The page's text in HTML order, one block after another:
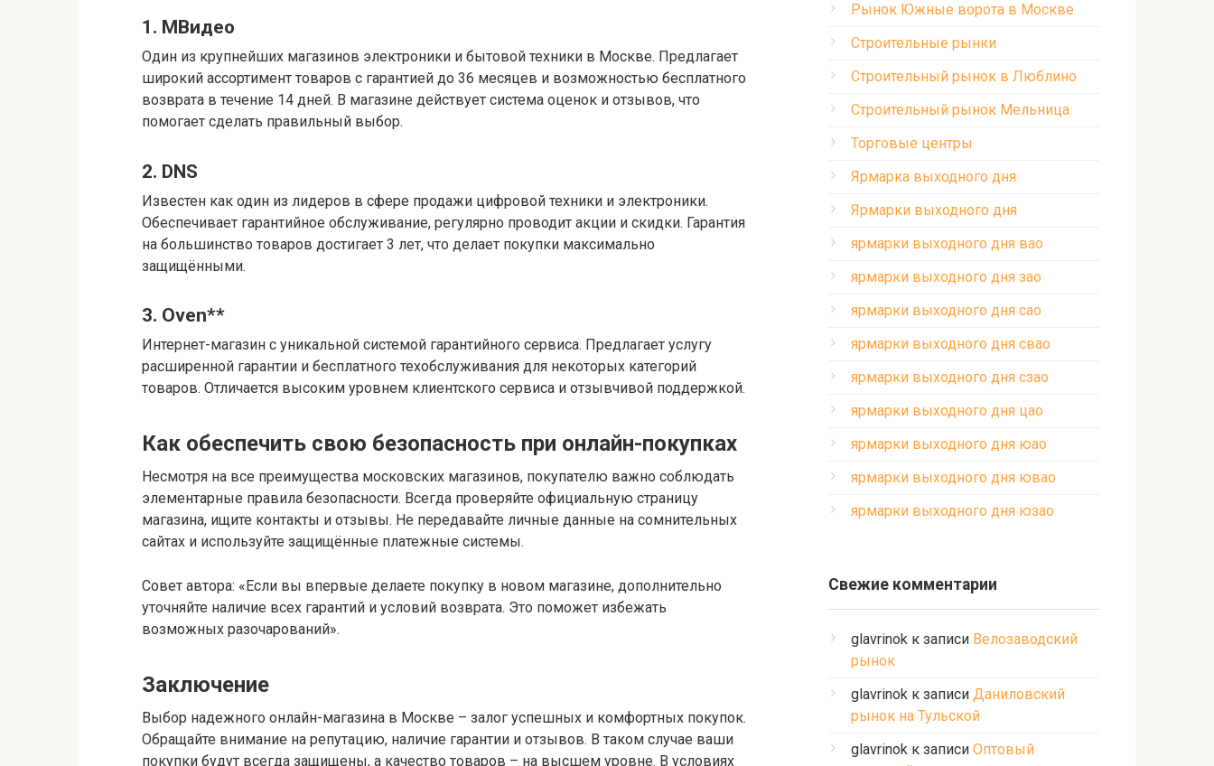
1. МВидео
Один из крупнейших магазинов электроники и бытовой техники в Москве. Предлагает
широкий ассортимент товаров с гарантией до 36 месяцев и возможностью бесплатного
возврата в течение 14 дней. В магазине действует система оценок и отзывов, что
помогает сделать правильный выбор.
2. DNS
Известен как один из лидеров в сфере продажи цифровой техники и электроники.
Обеспечивает гарантийное обслуживание, регулярно проводит акции и скидки. Гарантия
на большинство товаров достигает 3 лет, что делает покупки максимально
защищёнными.
3. Oven**
Интернет-магазин с уникальной системой гарантийного сервиса. Предлагает услугу
расширенной гарантии и бесплатного техобслуживания для некоторых категорий
товаров. Отличается высоким уровнем клиентского сервиса и отзывчивой поддержкой.
Как обеспечить свою безопасность при онлайн-покупках
Несмотря на все преимущества московских магазинов, покупателю важно соблюдать
элементарные правила безопасности. Всегда проверяйте официальную страницу
магазина, ищите контакты и отзывы. Не передавайте личные данные на сомнительных
сайтах и используйте защищённые платежные системы.
Совет автора: «Если вы впервые делаете покупку в новом магазине, дополнительно
уточняйте наличие всех гарантий и условий возврата. Это поможет избежать
возможных разочарований».
Заключение
Выбор надежного онлайн-магазина в Москве – залог успешных и комфортных покупок.
Обращайте внимание на репутацию, наличие гарантии и отзывов. В таком случае ваши
покупки будут всегда защищены, а качество товаров – на высшем уровне. В условиях
Рынок Южные ворота в Москве
Строительные рынки
Строительный рынок в Люблино
Строительный рынок Мельница
Торговые центры
Ярмарка выходного дня
Ярмарки выходного дня
ярмарки выходного дня вао
ярмарки выходного дня зао
ярмарки выходного дня сао
ярмарки выходного дня свао
ярмарки выходного дня сзао
ярмарки выходного дня цао
ярмарки выходного дня юао
ярмарки выходного дня ювао
ярмарки выходного дня юзао
Свежие комментарии
glavrinok к записи Велозаводский
рынок
glavrinok к записи Даниловский
рынок на Тульской
glavrinok к записи Оптовый